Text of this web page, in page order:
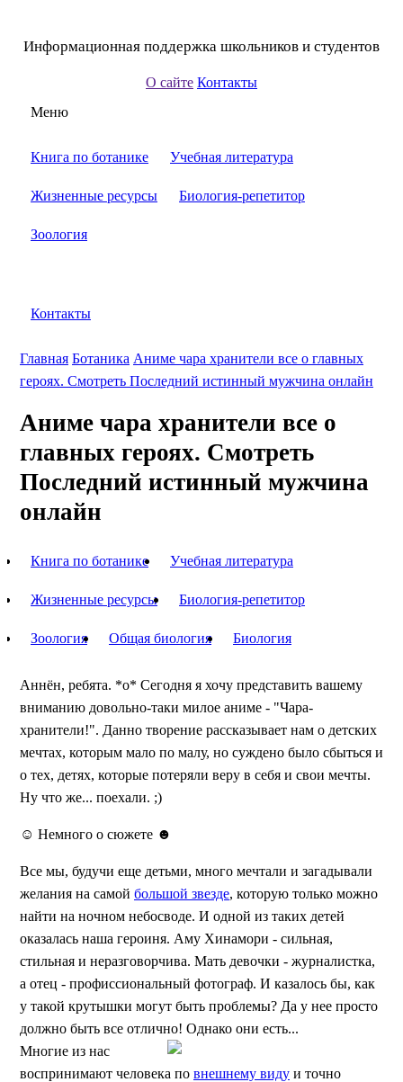
Информационная поддержка школьников и студентов
О сайте Контакты
Меню
Книга по ботанике Учебная литература
Жизненные ресурсы Биология-репетитор
Зоология
Контакты
Главная Ботаника Аниме чара хранители все о главных
героях. Смотреть Последний истинный мужчина онлайн
Аниме чара хранители все о
главных героях. Смотреть
Последний истинный мужчина
онлайн
Книга по ботанике Учебная литература
Жизненные ресурсы Биология-репетитор
Зоология Общая биология Биология
Аннён, ребята. *о* Сегодня я хочу представить вашему
вниманию довольно-таки милое аниме - "Чара-
хранители!". Данно творение рассказывает нам о детских
мечтах, которым мало по малу, но суждено было сбыться и
о тех, детях, которые потеряли веру в себя и свои мечты.
Ну что же... поехали. ;)
☺ Немного о сюжете ☻
Все мы, будучи еще детьми, много мечтали и загадывали
желания на самой большой звезде, которую только можно
найти на ночном небосводе. И одной из таких детей
оказалась наша героиня. Аму Хинамори - сильная,
стильная и неразговорчива. Мать девочки - журналистка,
а отец - профиссиональный фотограф. И казалось бы, как
у такой крутышки могут быть проблемы? Да у нее просто
должно быть все отлично! Однако они есть...
Многие из нас
воспринимают человека по внешнему виду и точно